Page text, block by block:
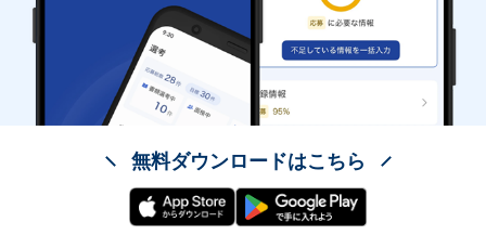
無料ダウンロードはこちら